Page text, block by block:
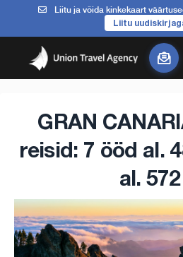
Liitu ja võida kinkekaart
Liitu
GRAN
reisid: 7 ööd al.
al.